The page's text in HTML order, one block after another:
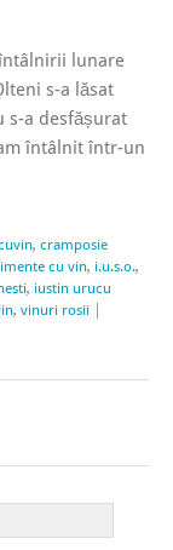
lunare
s-a lăsat
s-a desfășurat
întâlnit într-un
, cramposie
cu vin, i.u.s.o.,
, iustin urucu
, vinuri rosii